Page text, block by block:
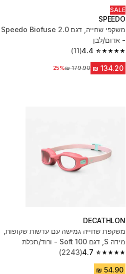
SALE
SPEEDO
משקפי שחייה, דגם Speedo Biofuse 2.0
- אדום/לבן
4.4
4.4 out of 5 stars from 11 reviews
(11)
מחיר לפני הנחה
25%
DECATHLON
משקפת שחייה גמישה עם עדשות שקופות,
מידה S, דגם Soft 100 - ורוד/תכלת
4.7
4.7 out of 5 stars from 2243 reviews
(2243)